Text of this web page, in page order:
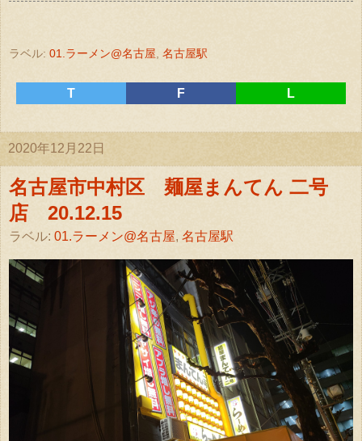
ラベル: 01.ラーメン@名古屋 名古屋駅
T F L
2020年12月22日
名古屋市中村区 麺屋まんてん 二号
店 20.12.15
ラベル: 01.ラーメン@名古屋, 名古屋駅